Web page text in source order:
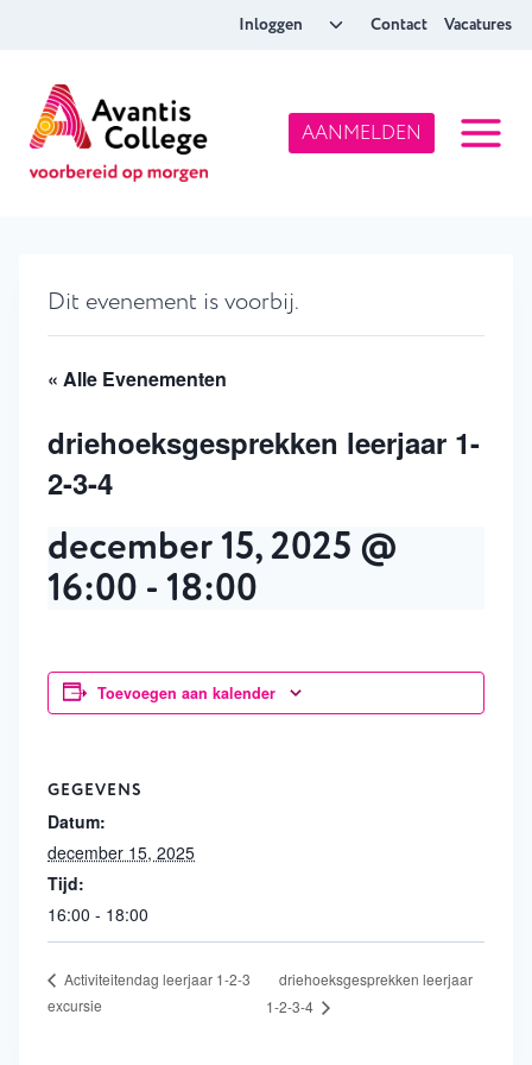
inhoud
Inloggen
ToggleContact Vacatures
AANMELDEN
Dit evenement is voorbij.
« Alle Evenementen
driehoeksgesprekken leerjaar 1-
2-3-4
december 15, 2025 @
16:00 - 18:00
Toevoegen aan kalender
GEGEVENS
Datum:
december 15, 2025
Tijd:
16:00 - 18:00
Activiteitendag leerjaar 1-2-3
excursie
driehoeksgesprekken leerjaar
1-2-3-4